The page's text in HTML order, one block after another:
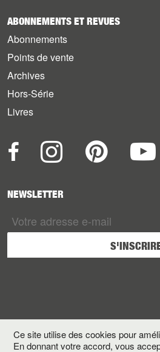
ABONNEMENTS ET REVUES
Abonnements
Points de vente
Archives
Hors-Série
Livres
NEWSLETTER
Ce site utilise des cookies pour
En donnant votre accord, vous